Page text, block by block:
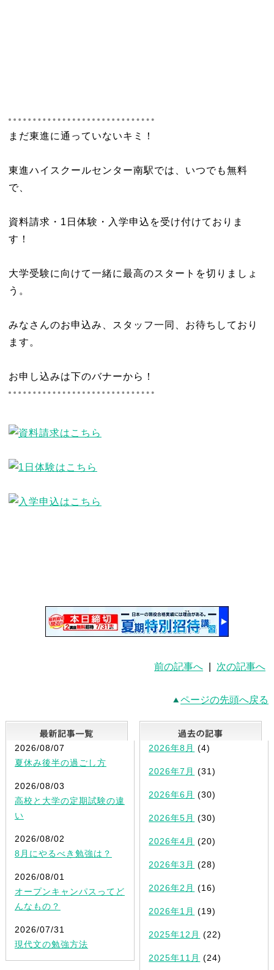
まだ東進に通っていないキミ！
東進ハイスクールセンター南駅では、いつでも無料
で、
資料請求・1日体験・入学申込を受け付けておりま
す！
大学受験に向けて一緒に最高のスタートを切りましょ
う。
みなさんのお申込み、スタッフ一同、お待ちしており
ます。
お申し込みは下のバナーから！
前の記事へ 次の記事へ
ページの先頭へ戻る
最新記事一覧
2026/08/07
夏休み後半の過ごし方
2026/08/03
高校と大学の定期試験の違
い
2026/08/02
8月にやるべき勉強は？
2026/08/01
オープンキャンパスってど
んなもの？
2026/07/31
現代文の勉強方法
2026年8月 (4)
2026年7月 (31)
2026年6月 (30)
2026年5月 (30)
2026年4月 (20)
2026年3月 (28)
2026年2月 (16)
2026年1月 (19)
2025年12月 (22)
2025年11月 (24)